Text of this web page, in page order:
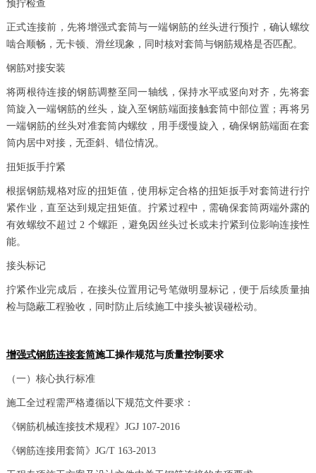
预拧检查
正式连接前，先将增强式套筒与一端钢筋的丝头进行预拧，确认螺纹
啮合顺畅，无卡顿、滑丝现象，同时核对套筒与钢筋规格是否匹配。
钢筋对接安装
将两根待连接的钢筋调整至同一轴线，保持水平或竖向对齐，先将套
筒旋入一端钢筋的丝头，旋入至钢筋端面接触套筒中部位置；再将另
一端钢筋的丝头对准套筒内螺纹，用手缓慢旋入，确保钢筋端面在套
筒内居中对接，无歪斜、错位情况。
扭矩扳手拧紧
根据钢筋规格对应的扭矩值，使用标定合格的扭矩扳手对套筒进行拧
紧作业，直至达到规定扭矩值。拧紧过程中，需确保套筒两端外露的
有效螺纹不超过 2 个螺距，避免因丝头过长或未拧紧到位影响连接性
能。
接头标记
拧紧作业完成后，在接头位置用记号笔做明显标记，便于后续质量抽
检与隐蔽工程验收，同时防止后续施工中接头被误碰松动。
增强式钢筋连接套筒施工操作规范与质量控制要求
（一）核心执行标准
施工全过程需严格遵循以下规范文件要求：
《钢筋机械连接技术规程》JGJ 107-2016
《钢筋连接用套筒》JG/T 163-2013